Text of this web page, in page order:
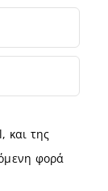
και της
φορά